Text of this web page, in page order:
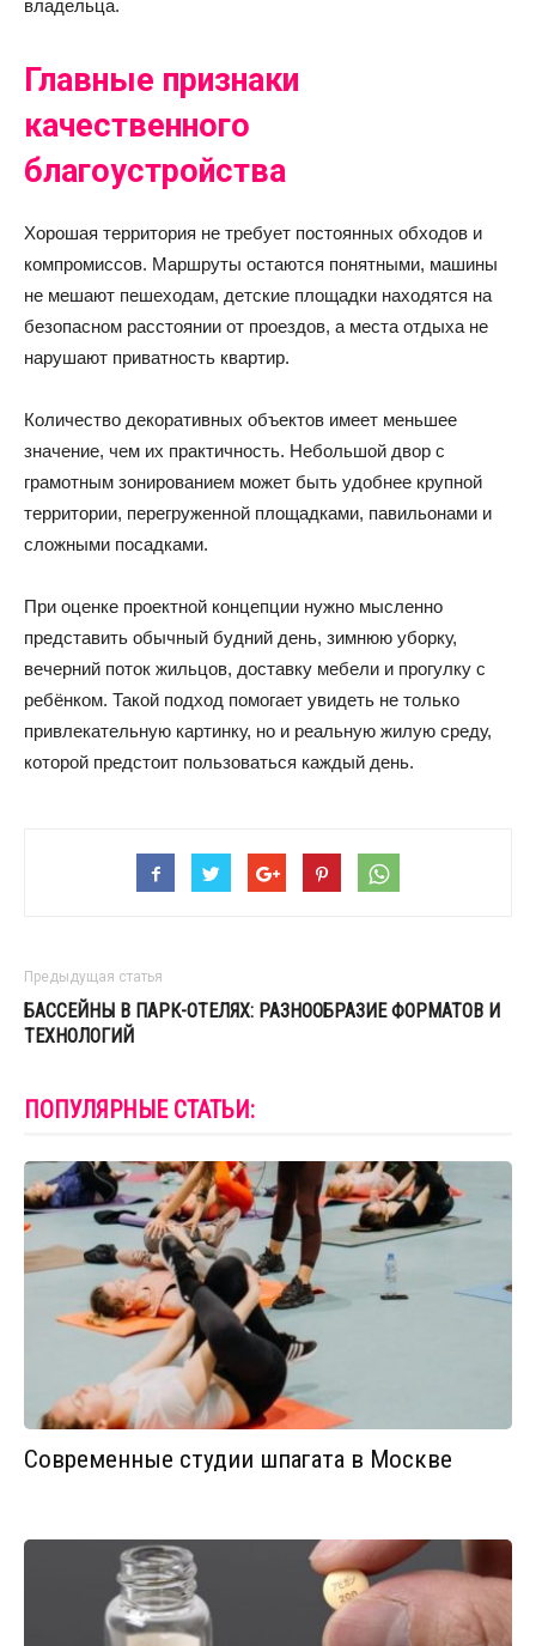
владельца.
Главные признаки
качественного
благоустройства
Хорошая территория не требует постоянных обходов и
компромиссов. Маршруты остаются понятными, машины
не мешают пешеходам, детские площадки находятся на
безопасном расстоянии от проездов, а места отдыха не
нарушают приватность квартир.
Количество декоративных объектов имеет меньшее
значение, чем их практичность. Небольшой двор с
грамотным зонированием может быть удобнее крупной
территории, перегруженной площадками, павильонами и
сложными посадками.
При оценке проектной концепции нужно мысленно
представить обычный будний день, зимнюю уборку,
вечерний поток жильцов, доставку мебели и прогулку с
ребёнком. Такой подход помогает увидеть не только
привлекательную картинку, но и реальную жилую среду,
которой предстоит пользоваться каждый день.
Предыдущая статья
БАССЕЙНЫ В ПАРК-ОТЕЛЯХ: РАЗНООБРАЗИЕ ФОРМАТОВ И
ТЕХНОЛОГИЙ
ПОПУЛЯРНЫЕ СТАТЬИ:
Современные студии шпагата в Москве